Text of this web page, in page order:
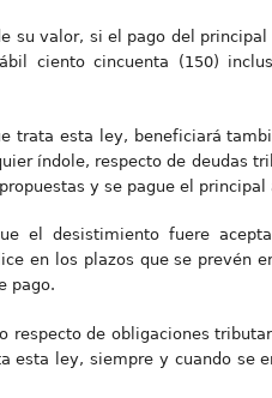
su valor, si el pago del principal
ciento cincuenta (150)
trata esta ley, beneficiará
índole, respecto de deudas
y se pague el principal
el desistimiento fuere
en los plazos que se prevén
pago.
respecto de obligaciones
ley, siempre y cuando se